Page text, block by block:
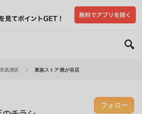
高津区 東急ストア 梶が谷店
フォロー